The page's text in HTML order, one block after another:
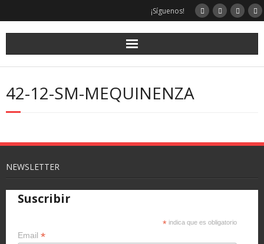
¡Síguenos!
42-12-SM-MEQUINENZA
NEWSLETTER
Suscribir
* indica que es obligatorio
Email *